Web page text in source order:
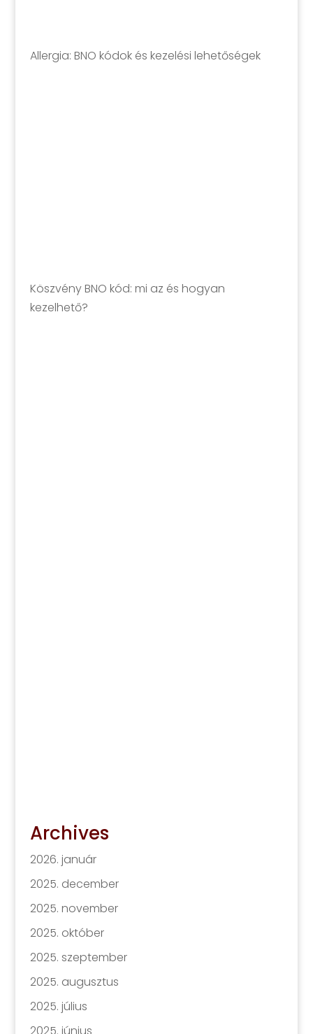
Allergia: BNO kódok és kezelési lehetőségek
Köszvény BNO kód: mi az és hogyan
kezelhető?
Archives
2026. január
2025. december
2025. november
2025. október
2025. szeptember
2025. augusztus
2025. július
2025. június